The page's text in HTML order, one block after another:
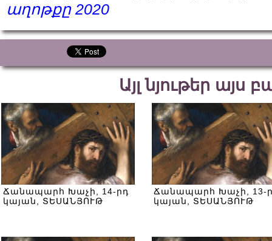
աղոթքը 2020
Այլ նյութեր այս
Ճանապարհ Խաչի, 14-րդ
կայան, ՏԵՍԱՆՅՈՒԹ
Ճանապարհ Խաչի, 13-
կայան, ՏԵՍԱՆՅՈՒԹ